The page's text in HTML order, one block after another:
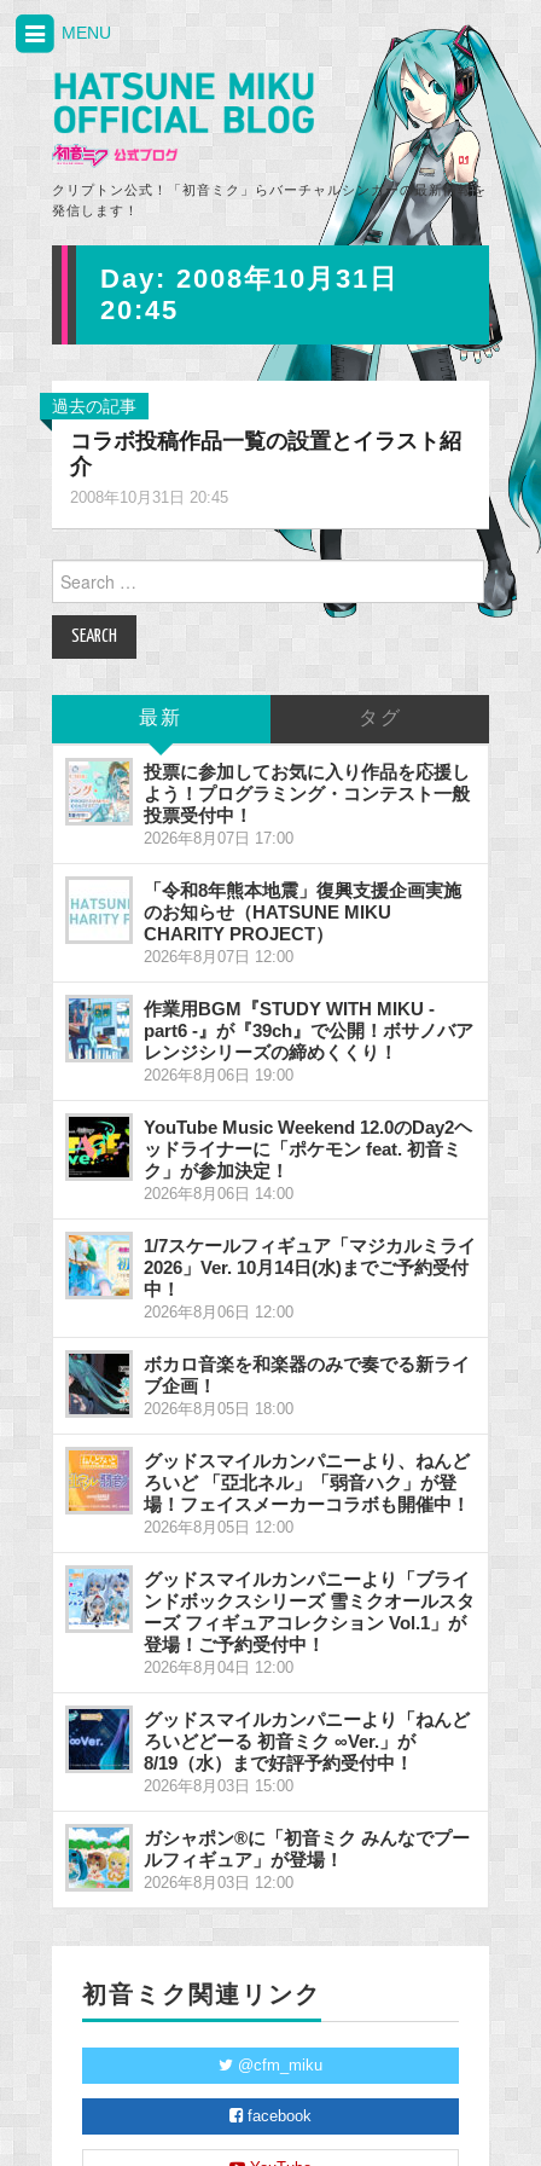
クリプトン公式！「初音ミク」らバーチャルシンガーの最新情報を
発信します！
MENU
Day: 2008年10月31日
20:45
過去の記事
コラボ投稿作品一覧の設置とイラスト紹
介
2008年10月31日 20:45
Search
for:
最新 タグ
投票に参加してお気に入り作品を応援し
よう！プログラミング・コンテスト一般
投票受付中！
2026年8月07日 17:00
「令和8年熊本地震」復興支援企画実施
のお知らせ（HATSUNE MIKU
CHARITY PROJECT）
2026年8月07日 12:00
作業用BGM『STUDY WITH MIKU -
part6 -』が『39ch』で公開！ボサノバア
レンジシリーズの締めくくり！
2026年8月06日 19:00
YouTube Music Weekend 12.0のDay2ヘ
ッドライナーに「ポケモン feat. 初音ミ
ク」が参加決定！
2026年8月06日 14:00
1/7スケールフィギュア「マジカルミライ
2026」Ver. 10月14日(水)までご予約受付
中！
2026年8月06日 12:00
ボカロ音楽を和楽器のみで奏でる新ライ
ブ企画！
2026年8月05日 18:00
グッドスマイルカンパニーより、ねんど
ろいど 「亞北ネル」「弱音ハク」が登
場！フェイスメーカーコラボも開催中！
2026年8月05日 12:00
グッドスマイルカンパニーより「ブライ
ンドボックスシリーズ 雪ミクオールスタ
ーズ フィギュアコレクション Vol.1」が
登場！ご予約受付中！
2026年8月04日 12:00
グッドスマイルカンパニーより「ねんど
ろいどどーる 初音ミク ∞Ver.」が
8/19（水）まで好評予約受付中！
2026年8月03日 15:00
ガシャポン®に「初音ミク みんなでプー
ルフィギュア」が登場！
2026年8月03日 12:00
初音ミク関連リンク
@cfm_miku
facebook